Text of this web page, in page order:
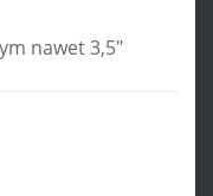
nawet 3,5″